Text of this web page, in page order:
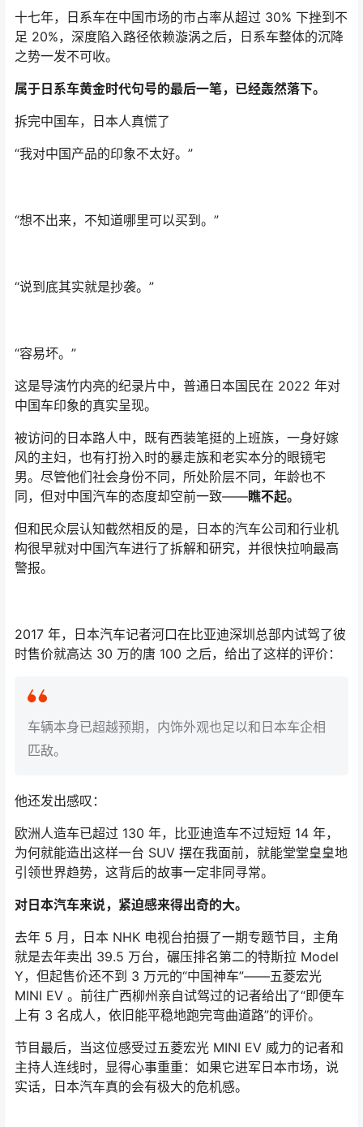
十七年，日系车在中国市场的市占率从超过 30% 下挫到不
足 20%，深度陷入路径依赖漩涡之后，日系车整体的沉降
之势一发不可收。
属于日系车黄金时代句号的最后一笔，已经轰然落下。
拆完中国车，日本人真慌了
“我对中国产品的印象不太好。”
“想不出来，不知道哪里可以买到。”
“说到底其实就是抄袭。”
“容易坏。”
这是导演竹内亮的纪录片中，普通日本国民在 2022 年对
中国车印象的真实呈现。
被访问的日本路人中，既有西装笔挺的上班族，一身好嫁
风的主妇，也有打扮入时的暴走族和老实本分的眼镜宅
男。尽管他们社会身份不同，所处阶层不同，年龄也不
同，但对中国汽车的态度却空前一致——瞧不起。
但和民众层认知截然相反的是，日本的汽车公司和行业机
构很早就对中国汽车进行了拆解和研究，并很快拉响最高
警报。
2017 年，日本汽车记者河口在比亚迪深圳总部内试驾了彼
时售价就高达 30 万的唐 100 之后，给出了这样的评价：
车辆本身已超越预期，内饰外观也足以和日本车企相
匹敌。
他还发出感叹：
欧洲人造车已超过 130 年，比亚迪造车不过短短 14 年，
为何就能造出这样一台 SUV 摆在我面前，就能堂堂皇皇地
引领世界趋势，这背后的故事一定非同寻常。
对日本汽车来说，紧迫感来得出奇的大。
去年 5 月，日本 NHK 电视台拍摄了一期专题节目，主角
就是去年卖出 39.5 万台，碾压排名第二的特斯拉 Model
Y，但起售价还不到 3 万元的“中国神车”——五菱宏光
MINI EV 。前往广西柳州亲自试驾过的记者给出了“即便车
上有 3 名成人，依旧能平稳地跑完弯曲道路”的评价。
节目最后，当这位感受过五菱宏光 MINI EV 威力的记者和
主持人连线时，显得心事重重：如果它进军日本市场，说
实话，日本汽车真的会有极大的危机感。